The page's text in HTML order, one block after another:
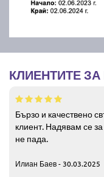
КЛИЕНТИТЕ
Бързо и качествено
клиент. Надявам се
не пада.
Илиан Баев - 30.03.2025